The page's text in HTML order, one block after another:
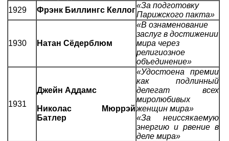
1929
Фрэнк Биллингс Келлог
«За подготовку
Парижского пакта»
1930 Натан Сёдерблюм
«В ознаменование
заслуг в достижении
мира через
религиозное
объединение»
1931
Джейн Аддамс
Николас Мюррэй
Батлер
«Удостоена премии
как подлинный
делегат всех
миролюбивых
женщин мира»
«За неиссякаемую
энергию и рвение в
деле мира»